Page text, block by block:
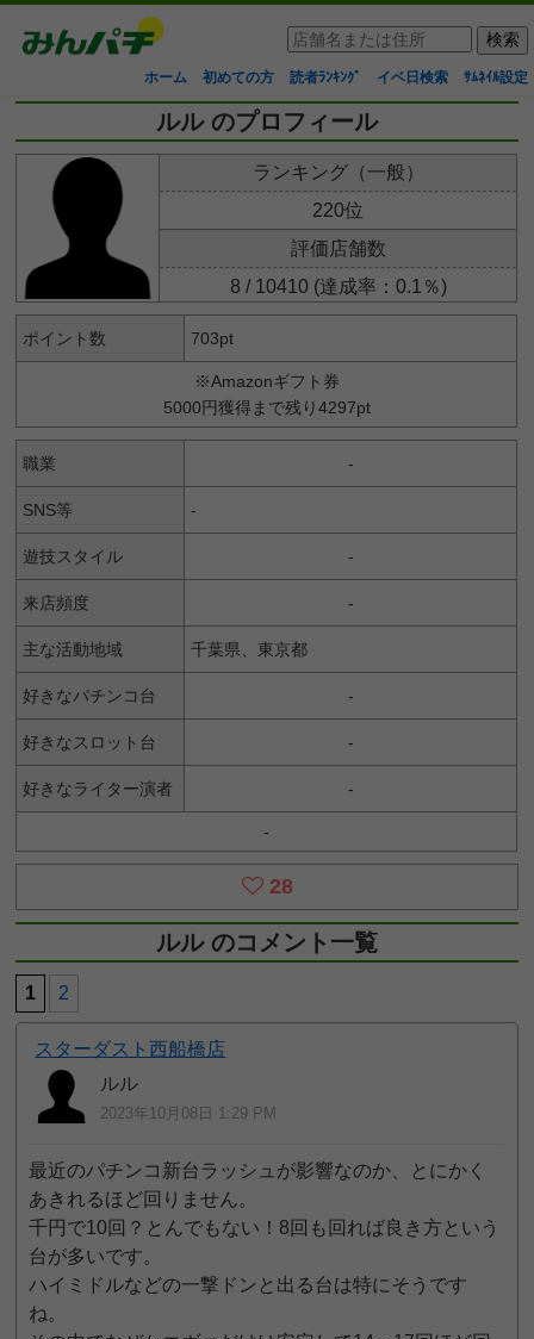
ホーム 初めての方 読者ﾗﾝｷﾝｸﾞ イベ日検索 ｻﾑﾈｲﾙ設定
ルル のプロフィール
ランキング（一般）
220位
評価店舗数
8 / 10410 (達成率：0.1％)
ポイント数 703pt
※Amazonギフト券
5000円獲得まで残り4297pt
職業 -
SNS等 -
遊技スタイル -
来店頻度 -
主な活動地域 千葉県、東京都
好きなパチンコ台 -
好きなスロット台 -
好きなライター演者 -
-
28
ルル のコメント一覧
1 2
スターダスト西船橋店
ルル
2023年10月08日 1:29 PM
最近のパチンコ新台ラッシュが影響なのか、とにかく
あきれるほど回りません。
千円で10回？とんでもない！8回も回れば良き方という
台が多いです。
ハイミドルなどの一撃ドンと出る台は特にそうです
ね。